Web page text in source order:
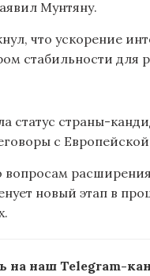
Мунтяну.
что ускорение
стабильности для
статус страны-
с
вопросам
новый этап в
на наш Telegram-